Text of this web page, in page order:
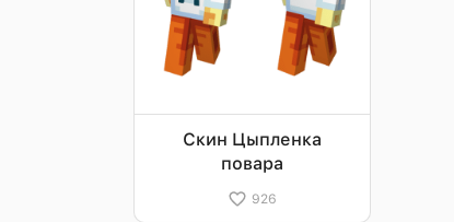
Скин Цыпленка
повара
926